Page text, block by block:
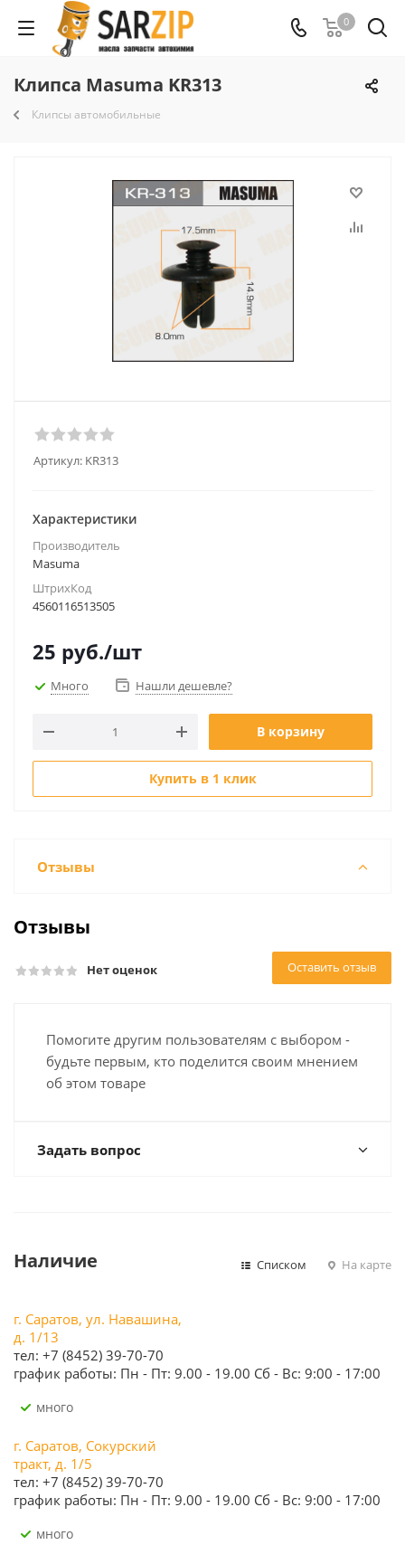
0
Клипса Masuma KR313
Клипсы автомобильные
Артикул: KR313
Характеристики
Производитель
Masuma
ШтрихКод
4560116513505
25 руб./шт
Много Нашли дешевле?
В корзину
Купить в 1 клик
Отзывы
Отзывы
Нет оценок Оставить отзыв
Помогите другим пользователям с выбором -
будьте первым, кто поделится своим мнением
об этом товаре
Задать вопрос
Наличие Списком На карте
г. Саратов, ул. Навашина,
д. 1/13
тел: +7 (8452) 39-70-70
график работы: Пн - Пт: 9.00 - 19.00 Сб - Вс: 9:00 - 17:00
Много
г. Саратов, Сокурский
тракт, д. 1/5
тел: +7 (8452) 39-70-70
график работы: Пн - Пт: 9.00 - 19.00 Сб - Вс: 9:00 - 17:00
Много